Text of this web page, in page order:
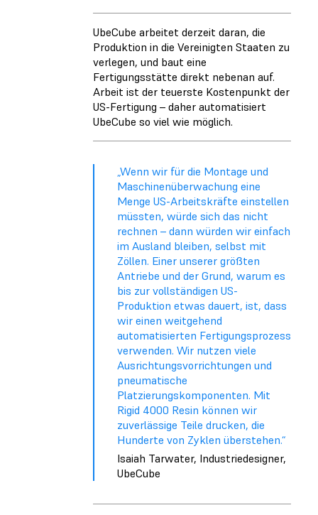
UbeCube arbeitet derzeit daran, die
Produktion in die Vereinigten Staaten zu
verlegen, und baut eine
Fertigungsstätte direkt nebenan auf.
Arbeit ist der teuerste Kostenpunkt der
US-Fertigung – daher automatisiert
UbeCube so viel wie möglich.
„Wenn wir für die Montage und
Maschinenüberwachung eine
Menge US-Arbeitskräfte einstellen
müssten, würde sich das nicht
rechnen – dann würden wir einfach
im Ausland bleiben, selbst mit
Zöllen. Einer unserer größten
Antriebe und der Grund, warum es
bis zur vollständigen US-
Produktion etwas dauert, ist, dass
wir einen weitgehend
automatisierten Fertigungsprozess
verwenden. Wir nutzen viele
Ausrichtungsvorrichtungen und
pneumatische
Platzierungskomponenten. Mit
Rigid 4000 Resin können wir
zuverlässige Teile drucken, die
Hunderte von Zyklen überstehen.“
Isaiah Tarwater, Industriedesigner,
UbeCube